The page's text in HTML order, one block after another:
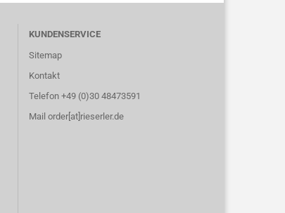
KUNDENSERVICE
Sitemap
Kontakt
Telefon +49 (0)30 48473591
Mail order[at]rieserler.de